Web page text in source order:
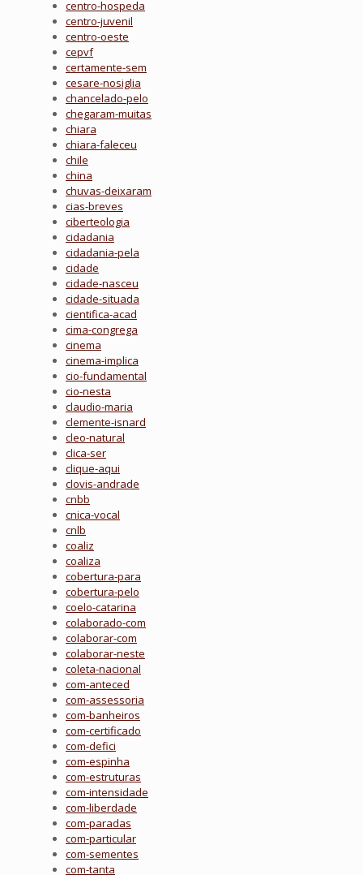
centro-hospeda
centro-juvenil
centro-oeste
cepvf
certamente-sem
cesare-nosiglia
chancelado-pelo
chegaram-muitas
chiara
chiara-faleceu
chile
china
chuvas-deixaram
cias-breves
ciberteologia
cidadania
cidadania-pela
cidade
cidade-nasceu
cidade-situada
cientifica-acad
cima-congrega
cinema
cinema-implica
cio-fundamental
cio-nesta
claudio-maria
clemente-isnard
cleo-natural
clica-ser
clique-aqui
clovis-andrade
cnbb
cnica-vocal
cnlb
coaliz
coaliza
cobertura-para
cobertura-pelo
coelo-catarina
colaborado-com
colaborar-com
colaborar-neste
coleta-nacional
com-anteced
com-assessoria
com-banheiros
com-certificado
com-defici
com-espinha
com-estruturas
com-intensidade
com-liberdade
com-paradas
com-particular
com-sementes
com-tanta